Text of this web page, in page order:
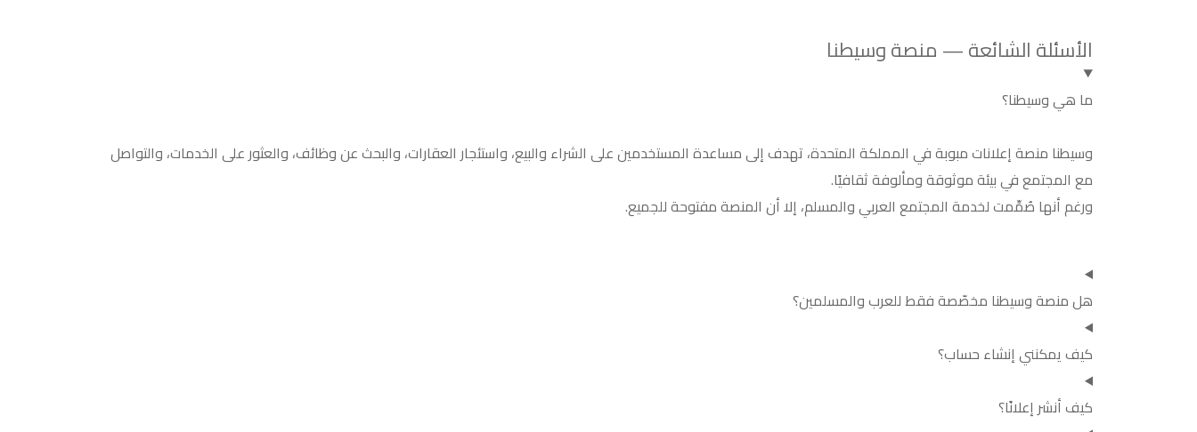
الأسئلة الشائعة — منصة وسيطنا
ما هي وسيطنا؟
وسيطنا منصة إعلانات مبوبة في المملكة المتحدة، تهدف إلى مساعدة المستخدمين على الشراء والبيع، واستئجار العقارات، والبحث عن وظائف، والعثور على الخدمات، والتواصل
مع المجتمع في بيئة موثوقة ومألوفة ثقافيًا.
ورغم أنها صُمِّمت لخدمة المجتمع العربي والمسلم، إلا أن المنصة مفتوحة للجميع.
هل منصة وسيطنا مخصّصة فقط للعرب والمسلمين؟
كيف يمكنني إنشاء حساب؟
كيف أنشر إعلانًا؟